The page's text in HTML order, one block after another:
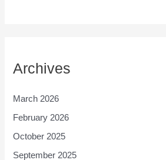
Archives
March 2026
February 2026
October 2025
September 2025